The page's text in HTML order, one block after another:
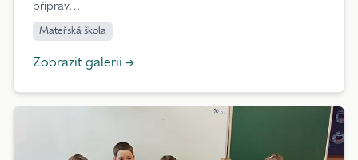
připrav...
Mateřská škola
Zobrazit galerii →